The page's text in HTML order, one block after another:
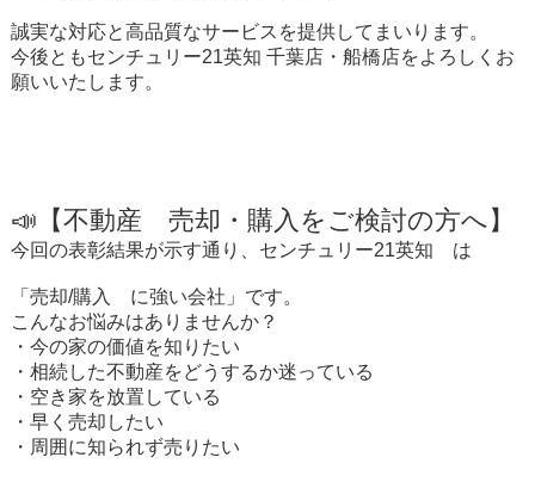
誠実な対応と高品質なサービスを提供してまいります。
今後ともセンチュリー21英知 千葉店・船橋店をよろしくお
願いいたします。
📣【不動産 売却・購入をご検討の方へ】
今回の表彰結果が示す通り、センチュリー21英知 は
「売却/購入 に強い会社」です。
こんなお悩みはありませんか？
・今の家の価値を知りたい
・相続した不動産をどうするか迷っている
・空き家を放置している
・早く売却したい
・周囲に知られず売りたい